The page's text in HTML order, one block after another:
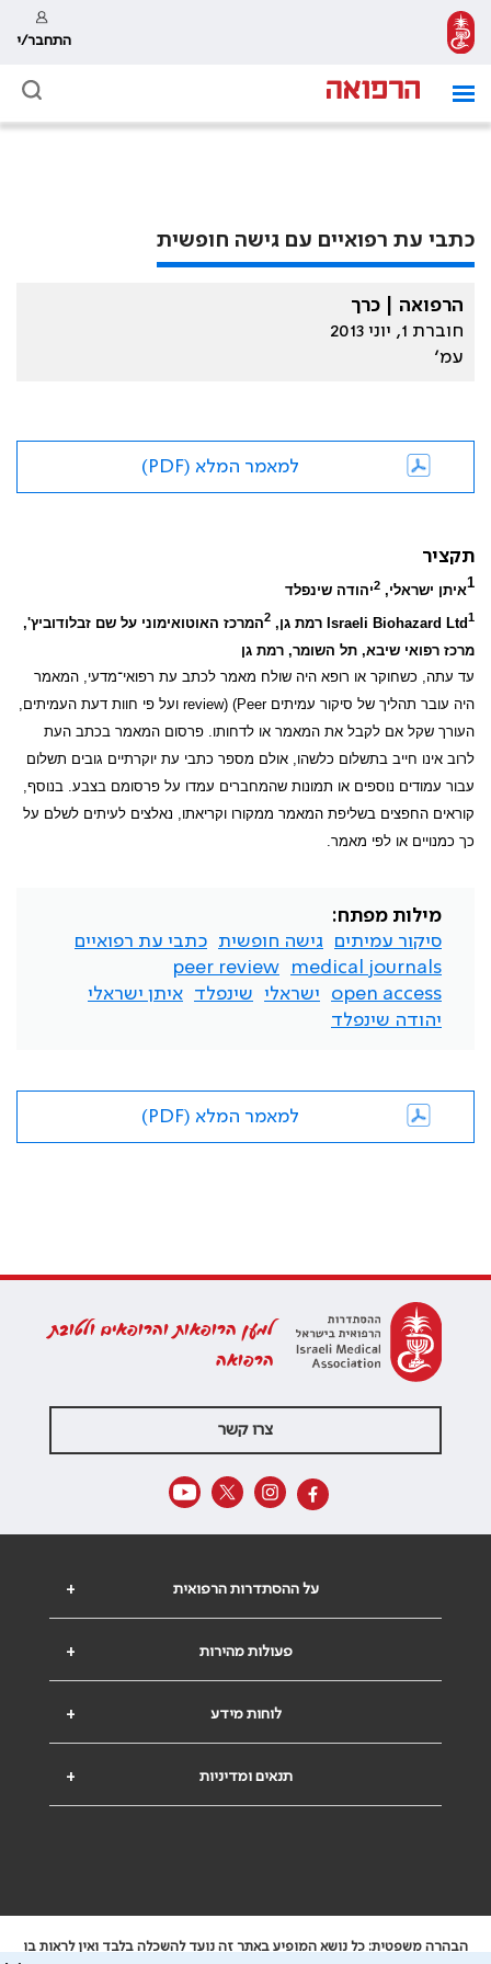
התחבר/י
כתבי עת רפואיים עם גישה חופשית
הרפואה | כרך
חוברת 1, יוני 2013
עמ׳
למאמר המלא (PDF)
תקציר
1איתן ישראלי, 2יהודה שינפלד
Israeli Biohazard Ltd1 רמת גן, 2המרכז האוטואימוני על שם זבלודוביץ',
מרכז רפואי שיבא, תל השומר, רמת גן
עד עתה, כשחוקר או רופא היה שולח מאמר לכתב עת רפואי־מדעי, המאמר
היה עובר תהליך של סיקור עמיתיםreview) (Peer ועל פי חוות דעת העמיתים,
העורך שקל אם לקבל את המאמר או לדחותו. פרסום המאמר בכתב העת
לרוב אינו חייב בתשלום כלשהו, אולם מספר כתבי עת יוקרתיים גובים תשלום
עבור עמודים נוספים או תמונות שהמחברים עמדו על פרסומם בצבע. בנוסף,
קוראים החפצים בשליפת המאמר ממקורו וקריאתו, נאלצים לעיתים לשלם על
כך כמנויים או לפי מאמר.
מילות מפתח:
סיקור עמיתים
גישה חופשית
כתבי עת רפואיים
medical journals
peer review
open access
ישראלי שינפלד
איתן ישראלי
יהודה שינפלד
למאמר המלא (PDF)
למען הרופאות והרופאים ולטובת
הרפואה
צרו קשר
+ על ההסתדרות הרפואית
+ פעולות מהירות
+ לוחות מידע
+ תנאים ומדיניות
הבהרה משפטית: כל נושא המופיע באתר זה נועד להשכלה בלבד ואין לראות בו